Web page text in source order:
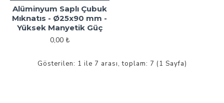
Alüminyum Saplı Çubuk
Mıknatıs - Ø25x90 mm -
Yüksek Manyetik Güç
0,00 ₺
Gösterilen: 1 ile 7 arası, toplam: 7 (1 Sayfa)